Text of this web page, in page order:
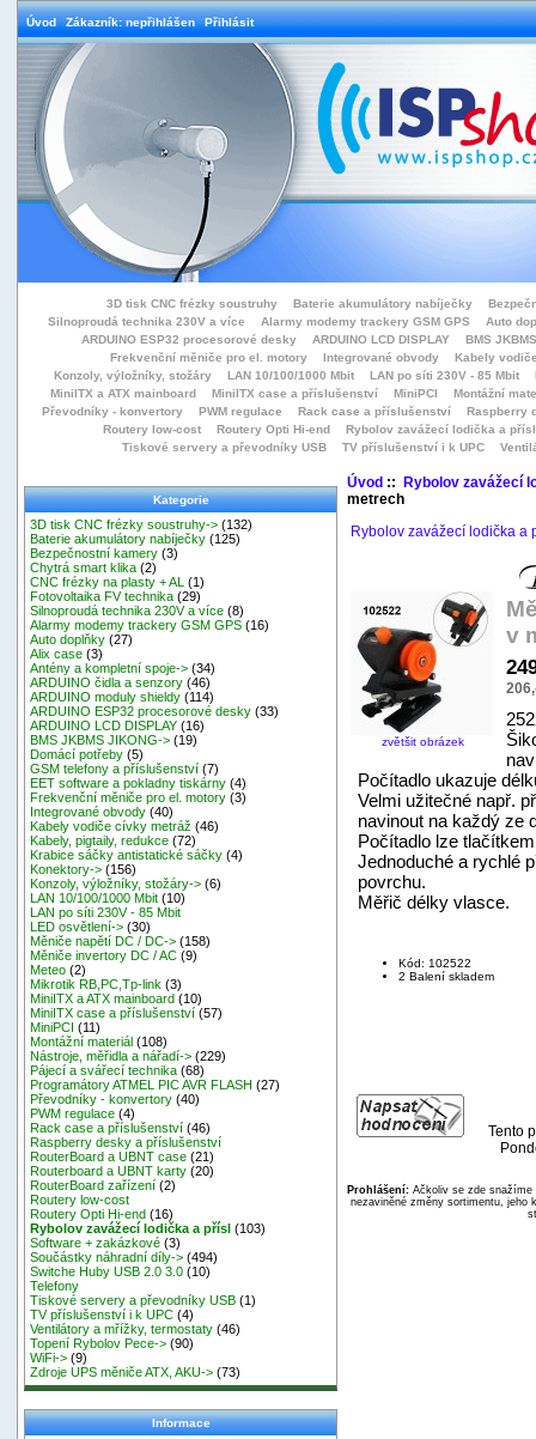
Úvod Zákazník: nepřihlášen Přihlásit
3D tisk CNC frézky soustruhy Baterie akumulátory nabíječky
Silnoproudá technika 230V a více
Alarmy modemy trackery GSM GPS
Auto
ARDUINO ESP32 procesorové desky
ARDUINO LCD DISPLAY
BMS
Frekvenční měniče pro el. motory
Integrované obvody
Kabely
Konzoly, výložníky, stožáry
LAN 10/100/1000 Mbit LAN po síti 230V - 85 Mbit
MiniITX a ATX mainboard
MiniITX case a příslušenství MiniPCI
Montážní
Převodníky - konvertory
PWM regulace Rack case a příslušenství
Raspberry
Routery low-cost
Routery Opti Hi-end
Rybolov zavážecí lodička a přísl
Tiskové servery a převodníky USB
TV příslušenství i k UPC
Kategorie
3D tisk CNC frézky soustruhy-> (132)
Baterie akumulátory nabíječky (125)
Bezpečnostní kamery (3)
Chytrá smart klika (2)
CNC frézky na plasty + AL
(1)
Fotovoltaika FV technika (29)
Silnoproudá technika 230V a více (8)
Alarmy modemy trackery GSM GPS (16)
Auto doplňky (27)
Alix case (3)
Antény a kompletní spoje-> (34)
ARDUINO čidla a senzory (46)
ARDUINO moduly shieldy (114)
ARDUINO ESP32 procesorové desky (33)
ARDUINO LCD DISPLAY (16)
BMS JKBMS JIKONG-> (19)
Domácí potřeby (5)
GSM telefony a příslušenství (7)
EET software a pokladny tiskárny (4)
Frekvenční měniče pro el. motory (3)
Integrované obvody (40)
Kabely vodiče cívky metráž (46)
Kabely, pigtaily, redukce (72)
Krabice sáčky antistatické sáčky (4)
Konektory-> (156)
Konzoly, výložníky, stožáry-> (6)
LAN 10/100/1000 Mbit (10)
LAN po síti 230V - 85 Mbit
LED osvětlení-> (30)
Měniče napětí DC / DC-> (158)
Měniče invertory DC / AC (9)
Meteo (2)
Mikrotik RB,PC,Tp-link (3)
MiniITX a ATX mainboard (10)
MiniITX case a příslušenství (57)
MiniPCI (11)
Montážní materiál (108)
Nástroje, měřidla a nářadí-> (229)
Pájecí a svářecí technika (68)
Programátory ATMEL PIC AVR FLASH (27)
Převodníky - konvertory (40)
PWM regulace (4)
Rack case a příslušenství (46)
Raspberry desky a příslušenství
RouterBoard a UBNT case (21)
Routerboard a UBNT karty (20)
RouterBoard zařízení (2)
Routery low-cost
Routery Opti Hi-end (16)
Rybolov zavážecí lodička a přísl (103)
Software + zakázkové (3)
Součástky náhradní díly-> (494)
Switche Huby USB 2.0 3.0 (10)
Telefony
Tiskové servery a převodníky USB (1)
TV příslušenství i k UPC (4)
Ventilátory a mřížky, termostaty (46)
Topení Rybolov Pece-> (90)
WiFi-> (9)
Zdroje UPS měniče ATX, AKU-> (73)
Informace
Úvod:: Rybolov zavážecí
metrech
Rybolov zavážecí lodička a
zvětšit obrázek
v
Počítadlo ukazuje
Velmi užitečné např.
navinout na každý ze
Počítadlo lze
Jednoduché a rychlé
povrchu.
Měřič délky vlasce.
Kód: 102522
2 Balení skladem
Tento
Prohlášení:Ačkoliv se zde snažíme
nezaviněné změny sortimentu, jeho